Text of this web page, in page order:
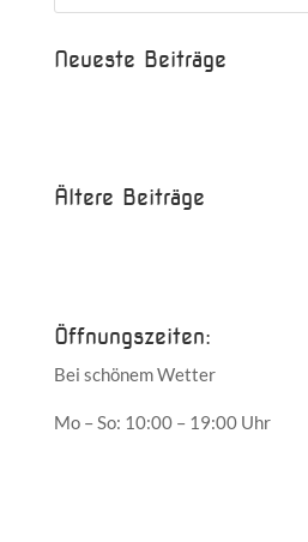
Neueste Beiträge
Ältere Beiträge
Öffnungszeiten:
Bei schönem Wetter
Mo – So: 10:00 – 19:00 Uhr